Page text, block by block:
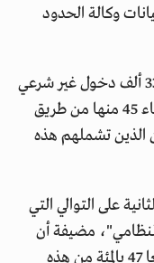
2016، حسب بيانات وكالة الحدود
وقالت الوكالة في بيان، إنه تم تسجيل 330 ألف دخول غير شرعي
في 2022 مقابل 123318 في عام 2021، جاء 45 منها من طريق
الذين تشملهم هذه
على التوالي التي
مضيفة أن
السوريين والأفغان والتونسيين شكلوا معا 47 بالمئة من هذه